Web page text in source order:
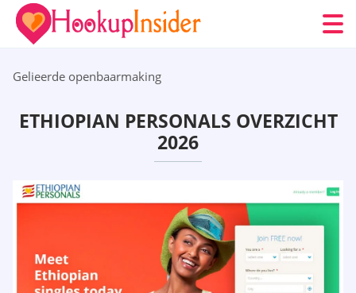
Gelieerde openbaarmaking
ETHIOPIAN PERSONALS OVERZICHT
2026